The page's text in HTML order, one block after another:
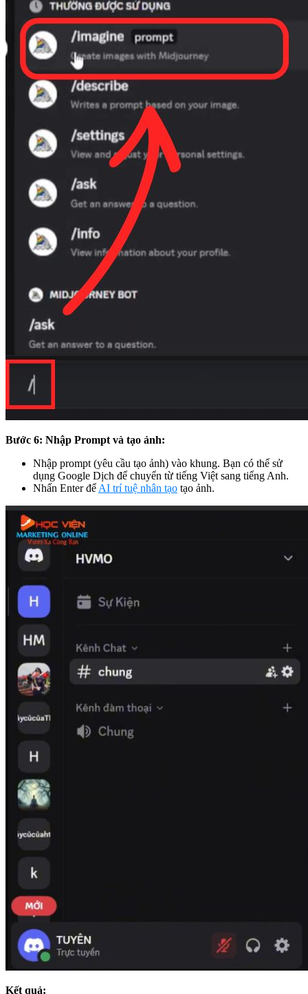
Bước 6: Nhập Prompt và tạo ảnh:
Nhập prompt (yêu cầu tạo ảnh) vào khung. Bạn có thể sử
dụng Google Dịch để chuyển từ tiếng Việt sang tiếng Anh.
Nhấn Enter để AI trí tuệ nhân tạo tạo ảnh.
Kết quả: